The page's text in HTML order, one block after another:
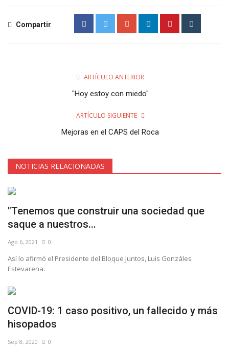
Compartir
ARTÍCULO ANTERIOR
"Hoy estoy con miedo"
ARTÍCULO SIGUIENTE
Mejoras en el CAPS del Roca
NOTICIAS RELACIONADAS
"Tenemos que construir una sociedad que
saque a nuestros...
Ago 6, 2021 0
Así lo afirmó el Presidente del Bloque Juntos, Luis Gonzáles
Estevarena.
COVID-19: 1 caso positivo, un fallecido y más
hisopados
Sep 8, 2020 0